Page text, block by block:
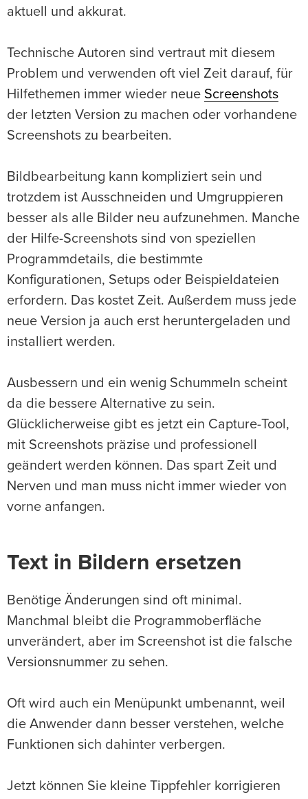
aktuell und akkurat.
Technische Autoren sind vertraut mit diesem
Problem und verwenden oft viel Zeit darauf, für
Hilfethemen immer wieder neue Screenshots
der letzten Version zu machen oder vorhandene
Screenshots zu bearbeiten.
Bildbearbeitung kann kompliziert sein und
trotzdem ist Ausschneiden und Umgruppieren
besser als alle Bilder neu aufzunehmen. Manche
der Hilfe-Screenshots sind von speziellen
Programmdetails, die bestimmte
Konfigurationen, Setups oder Beispieldateien
erfordern. Das kostet Zeit. Außerdem muss jede
neue Version ja auch erst heruntergeladen und
installiert werden.
Ausbessern und ein wenig Schummeln scheint
da die bessere Alternative zu sein.
Glücklicherweise gibt es jetzt ein Capture-Tool,
mit Screenshots präzise und professionell
geändert werden können. Das spart Zeit und
Nerven und man muss nicht immer wieder von
vorne anfangen.
Text in Bildern ersetzen
Benötige Änderungen sind oft minimal.
Manchmal bleibt die Programmoberfläche
unverändert, aber im Screenshot ist die falsche
Versionsnummer zu sehen.
Oft wird auch ein Menüpunkt umbenannt, weil
die Anwender dann besser verstehen, welche
Funktionen sich dahinter verbergen.
Jetzt können Sie kleine Tippfehler korrigieren